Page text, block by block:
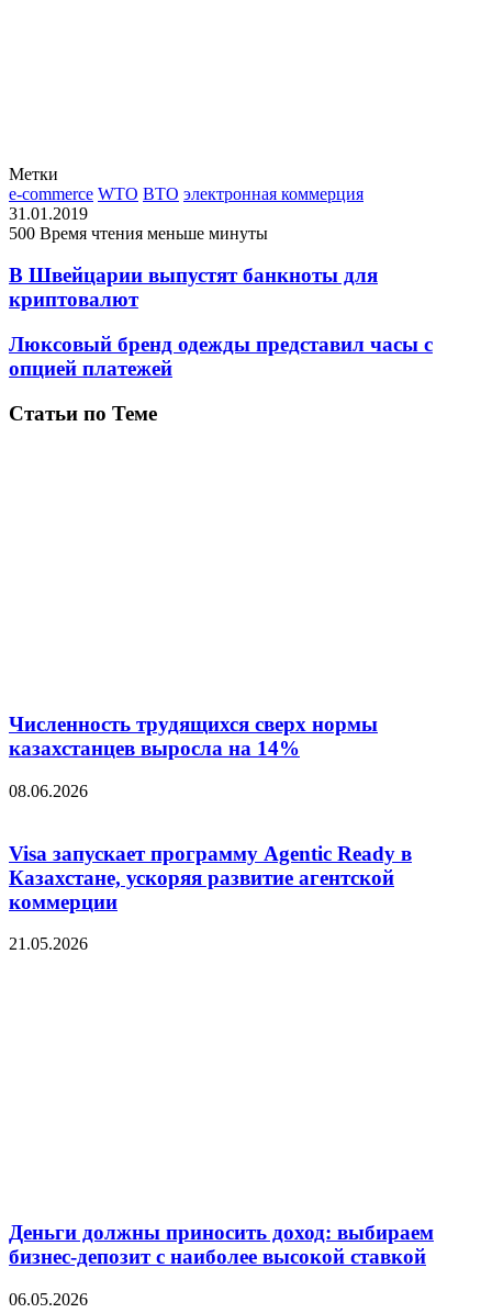
Метки
e-commerce WTO ВТО электронная коммерция
31.01.2019
500 Время чтения меньше минуты
В Швейцарии выпустят банкноты для
криптовалют
Люксовый бренд одежды представил часы с
опцией платежей
Статьи по Теме
Численность трудящихся сверх нормы
казахстанцев выросла на 14%
08.06.2026
Visa запускает программу Agentic Ready в
Казахстане, ускоряя развитие агентской
коммерции
21.05.2026
Деньги должны приносить доход: выбираем
бизнес-депозит с наиболее высокой ставкой
06.05.2026